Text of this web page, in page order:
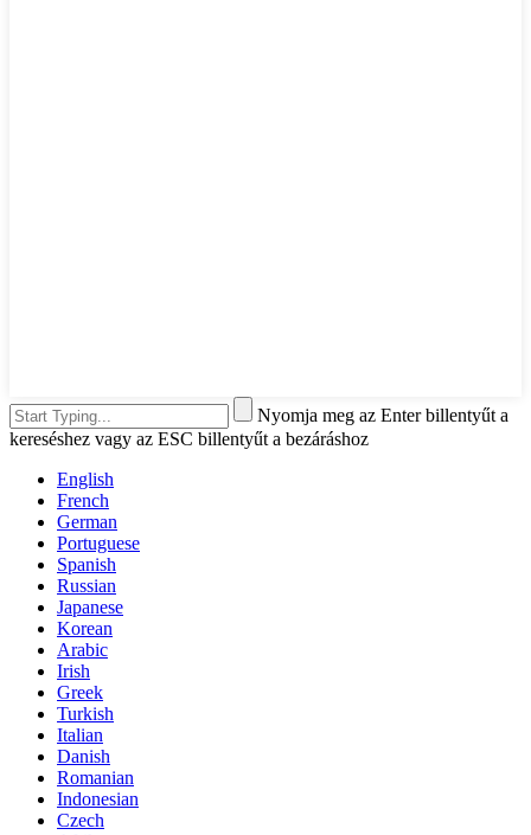
Nyomja meg az Enter billentyűt a
kereséshez vagy az ESC billentyűt a bezáráshoz
English
French
German
Portuguese
Spanish
Russian
Japanese
Korean
Arabic
Irish
Greek
Turkish
Italian
Danish
Romanian
Indonesian
Czech